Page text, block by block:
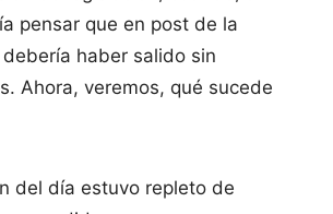
pensar que en post de la
haber salido sin
Ahora, veremos, qué sucede
del día estuvo repleto de